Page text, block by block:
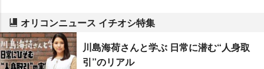
オリコンニュース イチオシ特集
川島海荷さんと学ぶ 日常に潜む“人身取
引”のリアル